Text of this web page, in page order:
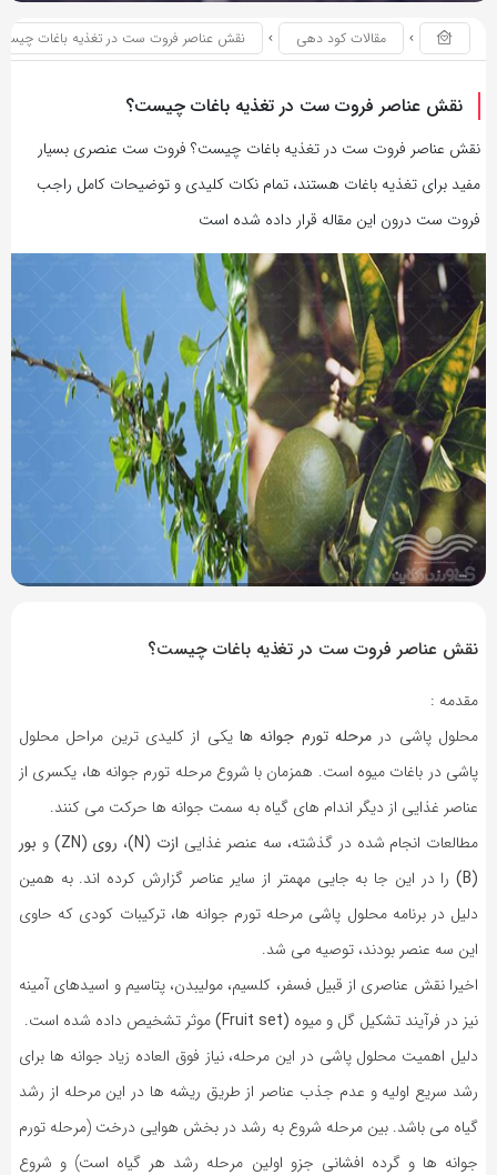
مقالات کود دهی نقش عناصر فروت ست در تغذیه باغات
نقش عناصر فروت ست در تغذیه باغات چیست؟
نقش عناصر فروت ست در تغذیه باغات چیست؟ فروت ست عنصری بسیار
مفید برای تغذیه باغات هستند، تمام نکات کلیدی و توضیحات کامل راجب
فروت ست درون این مقاله قرار داده شده است
نقش عناصر فروت ست در تغذیه باغات چیست؟
مقدمه :
محلول پاشی در مرحله تورم جوانه ها یکی از کلیدی ترین مراحل محلول
پاشی در باغات میوه است. همزمان با شروع مرحله تورم جوانه ها، یکسری از
عناصر غذایی از دیگر اندام های گیاه به سمت جوانه ها حرکت می کنند.
مطالعات انجام شده در گذشته، سه عنصر غذایی ازت (N) ، روی (ZN) و بور
(B)
را در این جا به جایی مهمتر از سایر عناصر گزارش کرده اند. به همین
دلیل در برنامه محلول پاشی مرحله تورم جوانه ها، ترکیبات کودی که حاوی
این سه عنصر بودند، توصیه می شد.
اخیرا نقش عناصری از قبیل فسفر، کلسیم، مولیبدن، پتاسیم و اسیدهای آمینه
نیز در فرآیند تشکیل گل و میوه (Fruit set)
موثر تشخیص داده شده است.
دلیل اهمیت محلول پاشی در این مرحله، نیاز فوق العاده زیاد جوانه ها برای
رشد سریع اولیه و عدم جذب عناصر از طریق ریشه ها در این مرحله از رشد
گیاه می باشد. بین مرحله شروع به رشد در بخش هوایی درخت (مرحله تورم
جوانه ها و گرده افشانی جزو اولین مرحله رشد هر گیاه است) و شروع